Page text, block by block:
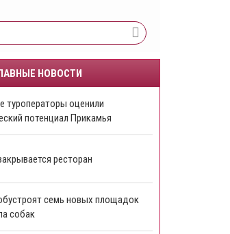
НОВОСТИ
туроператоры оценили
потенциал Прикамья
ресторан
семь новых площадок
собак